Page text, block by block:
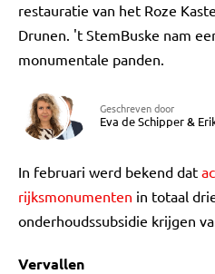
restauratie van het Roze
Drunen. 't StemBuske nam
monumentale panden.
Geschreven door
Eva de Schipper&
In februari werd bekend dat
rijksmonumenten in totaal
onderhoudssubsidie krijgen
Vervallen